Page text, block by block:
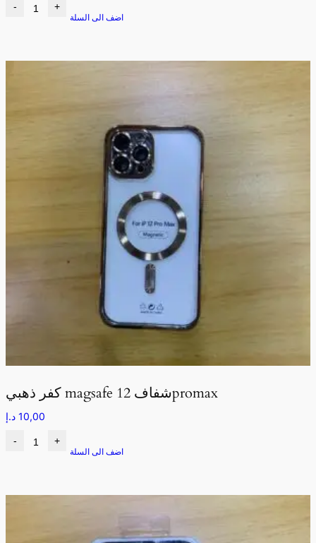
- +
اضف الى السلة
كفر ذهبي magsafe شفاف 12promax
10,00 د.إ
- +
اضف الى السلة